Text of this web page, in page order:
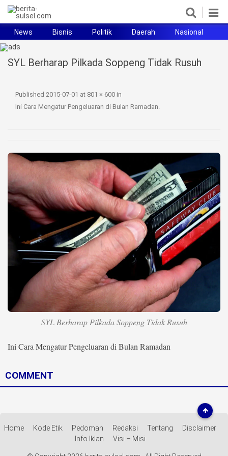
Home
Politik
Otomotif
Hukum
Sport
Life Style
Profil
Opini
Video
Disclaimer
News Bisnis Politik Daerah Nasional
SYL Berharap Pilkada Soppeng Tidak Rusuh
Published 2015-07-01 at 801 × 600 in
Ini Cara Mengatur Pengeluaran di Bulan Ramadan.
SYL Berharap Pilkada Soppeng Tidak Rusuh
Ini Cara Mengatur Pengeluaran di Bulan Ramadan
COMMENT
Home Kode Etik Pedoman Redaksi Tentang
Disclaimer
Info Iklan
Visi – Misi